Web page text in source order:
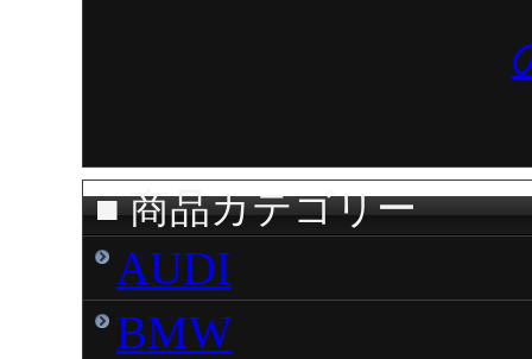
■ 商品カテゴリー
AUDI
BMW